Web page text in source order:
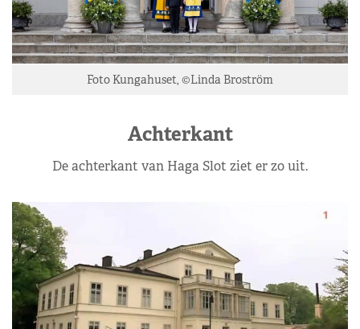
Foto Kungahuset, ©Linda Broström
Achterkant
De achterkant van Haga Slot ziet er zo uit.